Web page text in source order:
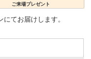
ご来場プレゼント
てお届けします。